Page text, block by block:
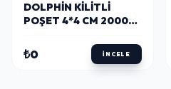
DOLPHIN KILITLI
POŞET 4*4 CM 2000
₺0 İNCELE